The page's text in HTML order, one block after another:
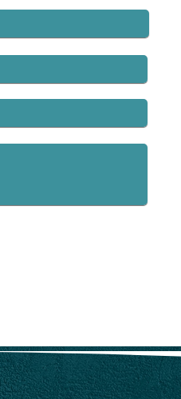
DE TRABAJADORES
CONFIRMA ESTÁNDAR DE
PREVALENCIA PARA CASOS
DE COVID-19